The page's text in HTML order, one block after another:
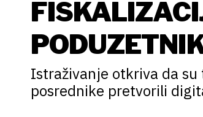
Istraživanje otkriva da
posrednike pretvorili